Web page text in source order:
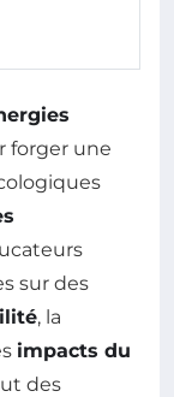
forger une
sur des
, la
impacts du
des